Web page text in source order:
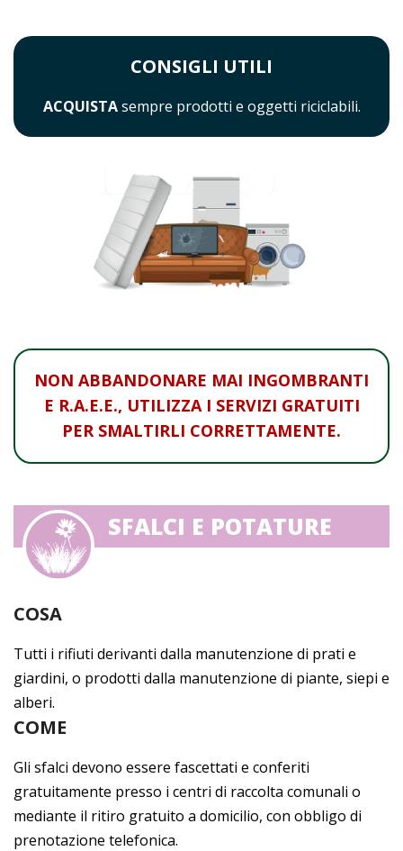
CONSIGLI UTILI
ACQUISTAsempre prodotti e oggetti riciclabili.
NON ABBANDONARE MAI INGOMBRANTI
E R.A.E.E., UTILIZZA I SERVIZI GRATUITI
PER SMALTIRLI CORRETTAMENTE.
SFALCI E POTATURE
COSA
Tutti i rifiuti derivanti dalla manutenzione di prati e
giardini, o prodotti dalla manutenzione di piante, siepi e
alberi.
COME
Gli sfalci devono essere fascettati e conferiti
gratuitamente presso i centri di raccolta comunali o
mediante il ritiro gratuito a domicilio, con obbligo di
prenotazione telefonica.